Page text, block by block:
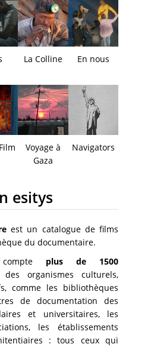
La Colline En nous
Voyage à
Gaza
Navigators
esitys
est un catalogue de films
du documentaire.
plus de 1500
organismes culturels,
comme les bibliothèques
de documentation des
et universitaires, les
les établissements
: tous ceux qui